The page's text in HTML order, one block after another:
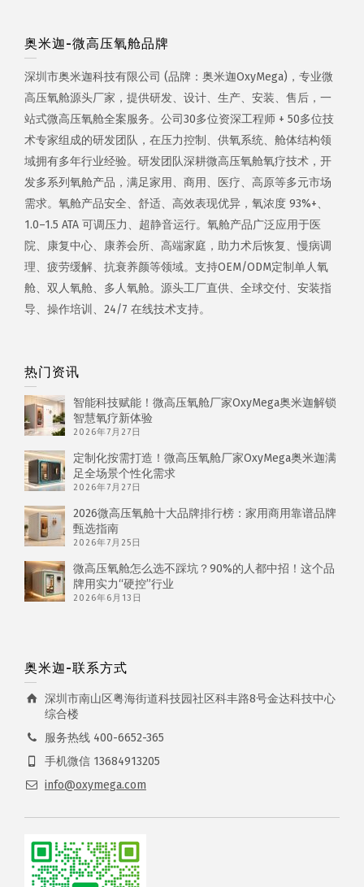
奥米迦-微高压氧舱品牌
深圳市奥米迦科技有限公司 (品牌：奥米迦OxyMega)，专业微
高压氧舱源头厂家，提供研发、设计、生产、安装、售后，一
站式微高压氧舱全案服务。公司30多位资深工程师 + 50多位技
术专家组成的研发团队，在压力控制、供氧系统、舱体结构领
域拥有多年行业经验。研发团队深耕微高压氧舱氧疗技术，开
发多系列氧舱产品，满足家用、商用、医疗、高原等多元市场
需求。氧舱产品安全、舒适、高效表现优异，氧浓度 93%+、
1.0–1.5 ATA 可调压力、超静音运行。氧舱产品广泛应用于医
院、康复中心、康养会所、高端家庭，助力术后恢复、慢病调
理、疲劳缓解、抗衰养颜等领域。支持OEM/ODM定制单人氧
舱、双人氧舱、多人氧舱。源头工厂直供、全球交付、安装指
导、操作培训、24/7 在线技术支持。
热门资讯
智能科技赋能！微高压氧舱厂家OxyMega奥米迦解锁
智慧氧疗新体验
2026年7月27日
定制化按需打造！微高压氧舱厂家OxyMega奥米迦满
足全场景个性化需求
2026年7月27日
2026微高压氧舱十大品牌排行榜：家用商用靠谱品牌
甄选指南
2026年7月25日
微高压氧舱怎么选不踩坑？90%的人都中招！这个品
牌用实力“硬控”行业
2026年6月13日
奥米迦-联系方式
深圳市南山区粤海街道科技园社区科丰路8号金达科技中心
综合楼
服务热线 400-6652-365
手机微信 13684913205
info@oxymega.com